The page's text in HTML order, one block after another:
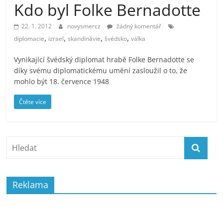
prospívá?
Kdo byl Folke Bernadotte
22. 1. 2012 novysmercz
žádný komentář
diplomacie, izrael,skandinávie,švédsko,válka
Vynikající švédský diplomat hrabě Folke Bernadotte se
díky svému diplomatickému umění zasloužil o to, že
mohlo být 18. července 1948
Čtěte více
Reklama